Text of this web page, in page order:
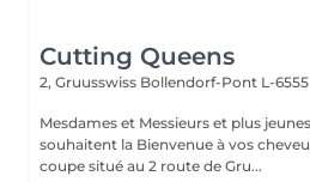
Cutting Queens
2, Gruusswiss Bollendorf-Pont L-6555
Mesdames et Messieurs et plus jeunes, Les Cutting
souhaitent la Bienvenue à vos
coupe situé au 2 route de Gru...